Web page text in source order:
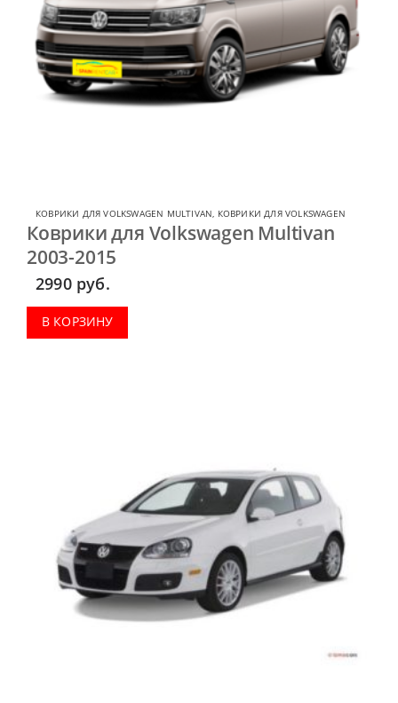
КОВРИКИ ДЛЯ VOLKSWAGEN MULTIVAN КОВРИКИ ДЛЯ VOLKSWAGEN
Коврики для Volkswagen Multivan
2003-2015
2990 руб.
В КОРЗИНУ